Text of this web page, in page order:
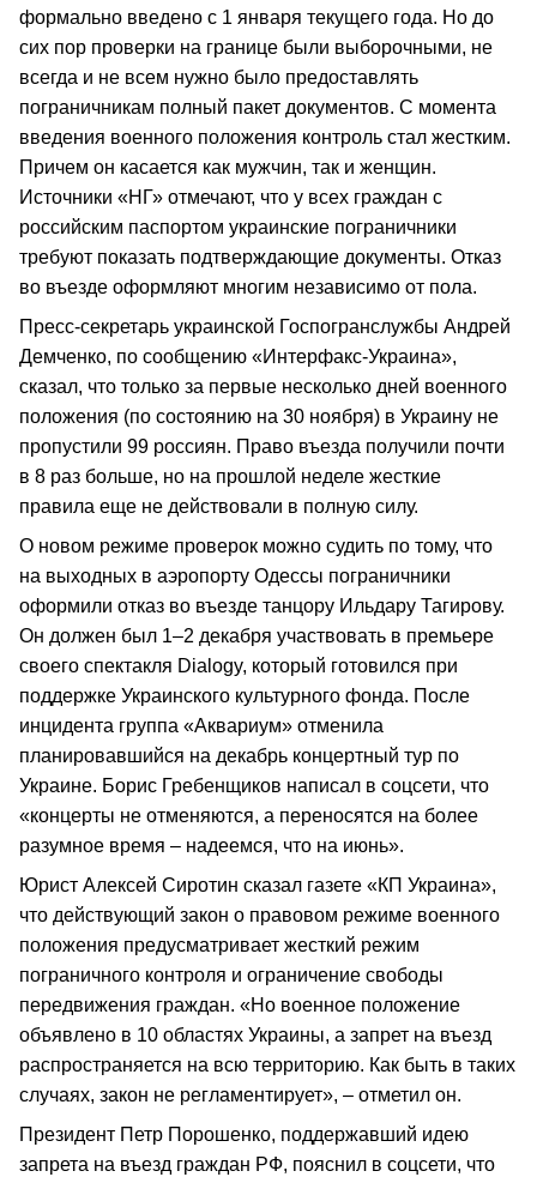
формально введено с 1 января текущего года. Но до
сих пор проверки на границе были выборочными, не
всегда и не всем нужно было предоставлять
пограничникам полный пакет документов. С момента
введения военного положения контроль стал жестким.
Причем он касается как мужчин, так и женщин.
Источники «НГ» отмечают, что у всех граждан с
российским паспортом украинские пограничники
требуют показать подтверждающие документы. Отказ
во въезде оформляют многим независимо от пола.
Пресс-секретарь украинской Госпогранслужбы Андрей
Демченко, по сообщению «Интерфакс-Украина»,
сказал, что только за первые несколько дней военного
положения (по состоянию на 30 ноября) в Украину не
пропустили 99 россиян. Право въезда получили почти
в 8 раз больше, но на прошлой неделе жесткие
правила еще не действовали в полную силу.
О новом режиме проверок можно судить по тому, что
на выходных в аэропорту Одессы пограничники
оформили отказ во въезде танцору Ильдару Тагирову.
Он должен был 1–2 декабря участвовать в премьере
своего спектакля Dialogy, который готовился при
поддержке Украинского культурного фонда. После
инцидента группа «Аквариум» отменила
планировавшийся на декабрь концертный тур по
Украине. Борис Гребенщиков написал в соцсети, что
«концерты не отменяются, а переносятся на более
разумное время – надеемся, что на июнь».
Юрист Алексей Сиротин сказал газете «КП Украина»,
что действующий закон о правовом режиме военного
положения предусматривает жесткий режим
пограничного контроля и ограничение свободы
передвижения граждан. «Но военное положение
объявлено в 10 областях Украины, а запрет на въезд
распространяется на всю территорию. Как быть в таких
случаях, закон не регламентирует», – отметил он.
Президент Петр Порошенко, поддержавший идею
запрета на въезд граждан РФ, пояснил в соцсети, что